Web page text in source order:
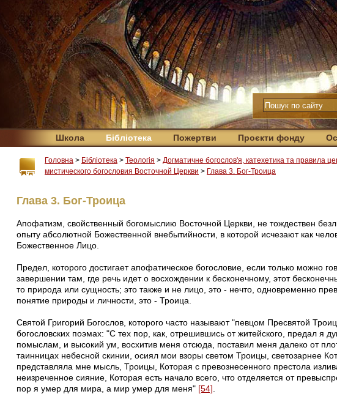
Школа Бібліотека Пожертви Проєкти фонду
Головна > Бібліотека > Теологія > Догматичне богослов'я, катехетика та правила
мистического богословия Восточной Церкви > Глава 3. Бог-Троица
Глава 3. Бог-Троица
Апофатизм, свойственный богомыслию Восточной Церкви, не тождествен
опыту абсолютной Божественной внебытийности, в которой исчезают как
Божественное Лицо.
Предел, которого достигает апофатическое богословие, если только можно
завершении там, где речь идет о восхождении к бесконечному, этот
то природа или сущность; это также и не лицо, это - нечто, одновременно
понятие природы и личности, это - Троица.
Святой Григорий Богослов, которого часто называют "певцом Пресвятой
богословских поэмах: "С тех пор, как, отрешившись от житейского, предал я
помыслам, и высокий ум, восхитив меня отсюда, поставил меня далеко от
таинницах небесной скинии, осиял мои взоры светом Троицы, светозарнее
представляла мне мысль, Троицы, Которая с превознесенного престола
неизреченное сияние, Которая есть начало всего, что отделяется от
пор я умер для мира, а мир умер для меня" [54]